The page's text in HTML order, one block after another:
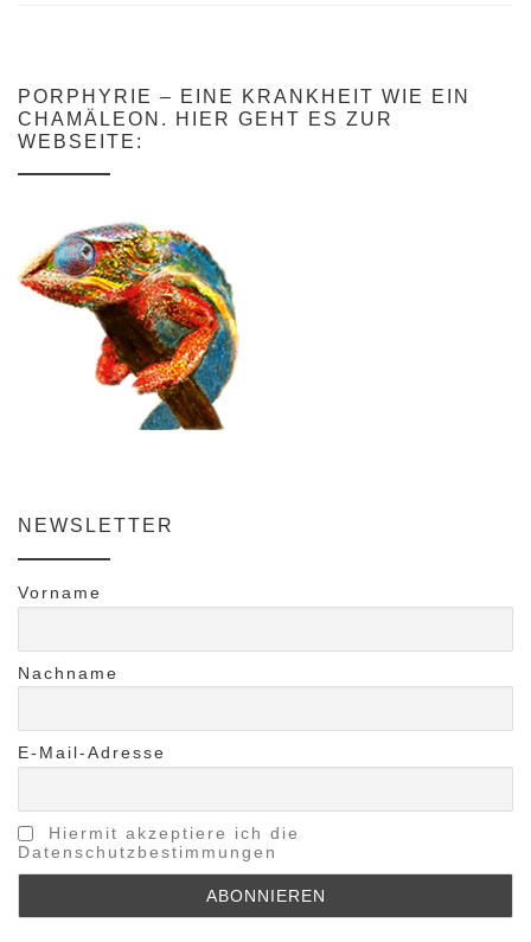
PORPHYRIE – EINE KRANKHEIT WIE EIN
CHAMÄLEON. HIER GEHT ES ZUR
WEBSEITE:
NEWSLETTER
Vorname
Nachname
E-Mail-Adresse
Hiermit akzeptiere ich die
Datenschutzbestimmungen